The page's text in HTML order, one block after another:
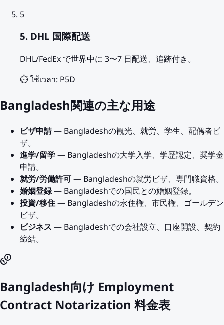
5
5. DHL 国際配送
DHL/FedEx で世界中に 3〜7 日配送、追跡付き。
⏱️ ใช้เวลา: P5D
Bangladesh関連の主な用途
ビザ申請— Bangladeshの観光、就労、学生、配偶者ビ
ザ。
進学/留学— Bangladeshの大学入学、学歴認定、奨学金
申請。
就労/労働許可— Bangladeshの就労ビザ、専門職資格。
婚姻登録— Bangladeshでの国民との婚姻登録。
投資/移住— Bangladeshの永住権、市民権、ゴールデン
ビザ。
ビジネス — Bangladeshでの会社設立、口座開設、契約
締結。
Bangladesh向け Employment
Contract Notarization 料金表